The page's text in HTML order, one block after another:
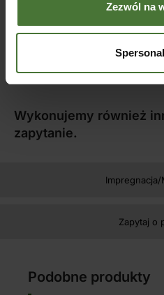
Zezwól na
Zapytaj o
Dopuszczalne obciążenie
Wykonujemy również
zapytanie.
Podobne produkty